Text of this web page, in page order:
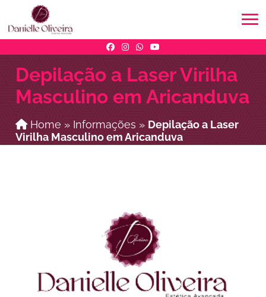
Depilação a Laser Virilha
Masculino em Aricanduva
Home » Informações » Depilação a Laser
Virilha Masculino em Aricanduva